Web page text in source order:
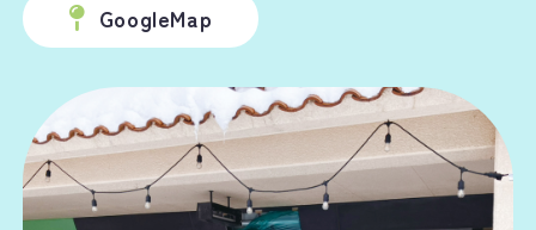
GoogleMap